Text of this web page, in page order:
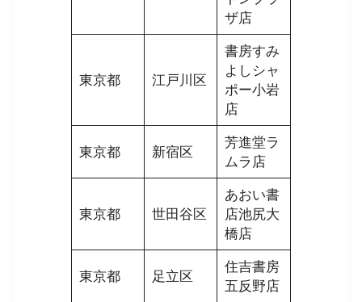
ザ店
東京都 江戸川区
書房すみ
よしシャ
ポー小岩
店
東京都 新宿区
芳進堂ラ
ムラ店
東京都 世田谷区
あおい書
店池尻大
橋店
東京都 足立区
住吉書房
五反野店